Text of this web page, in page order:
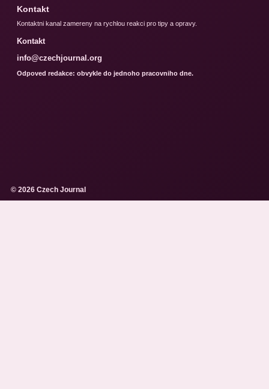
Kontakt
Kontaktni kanal zamereny na rychlou reakci pro tipy a opravy.
Kontakt
info@czechjournal.org
Odpoved redakce: obvykle do jednoho pracovniho dne.
© 2026 Czech Journal